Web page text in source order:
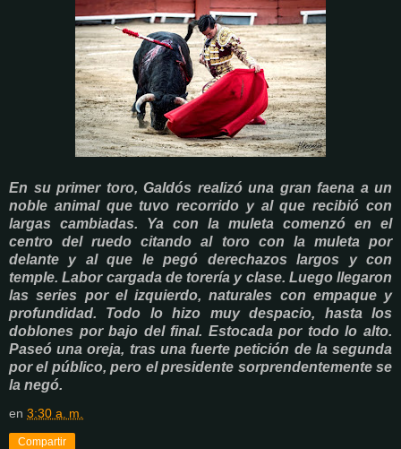
En su primer toro, Galdós realizó una gran faena a un
noble animal que tuvo recorrido y al que recibió con
largas cambiadas. Ya con la muleta comenzó en el
centro del ruedo citando al toro con la muleta por
delante y al que le pegó derechazos largos y con
temple. Labor cargada de torería y clase. Luego llegaron
las series por el izquierdo, naturales con empaque y
profundidad. Todo lo hizo muy despacio, hasta los
doblones por bajo del final. Estocada por todo lo alto.
Paseó una oreja, tras una fuerte petición de la segunda
por el público, pero el presidente sorprendentemente se
la negó.
en 3:30 a. m.
Compartir